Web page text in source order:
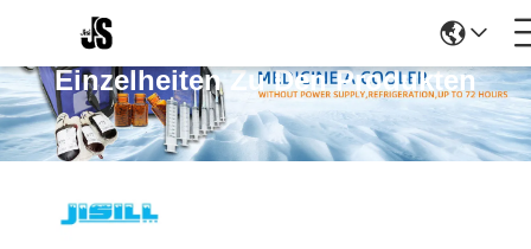
Einzelheiten Zu Den Produkten